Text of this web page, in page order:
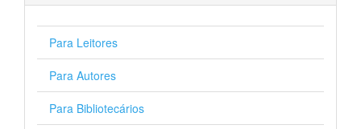
Para Leitores
Para Autores
Para Bibliotecários